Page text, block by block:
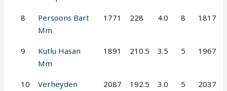
8
Persoons Bart
Mm
1771 228 4.0 8 1817
9
Kutlu Hasan
Mm
1891 210.5 3.5 5 1967
10
Verheyden
2087 192.5 3.0 5 2037